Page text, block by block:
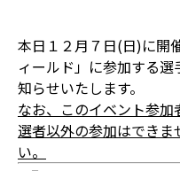
本日１２月７日(日)に開
ィールド」に参加する
知らせいたします。
なお、このイベント参加
選者以外の参加はでき
い。